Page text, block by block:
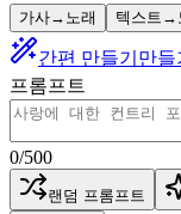
가사→노래 텍스트→
간편 만들기 만들
프롬프트
0/500
랜덤 프롬프트